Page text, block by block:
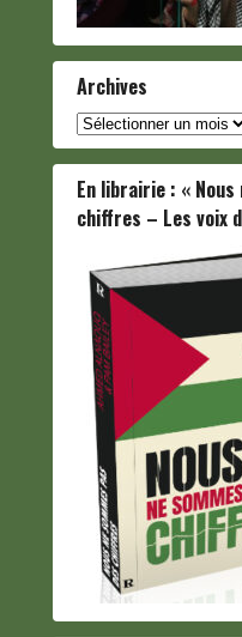
Archives
Archives
En librairie : « Nous
chiffres – Les voix